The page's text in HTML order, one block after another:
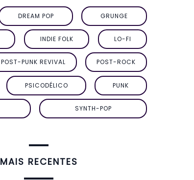
DREAM POP GRUNGE
INDIE FOLK LO-FI
POST-PUNK REVIVAL POST-ROCK
PSICODÉLICO PUNK
SYNTH-POP
MAIS RECENTES